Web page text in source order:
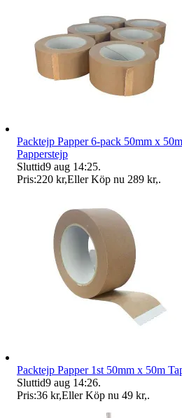
Packtejp Papper 6-pack 50mm x
Papperstejp
Sluttid9 aug 14:25.
Pris:220 kr,Eller Köp nu 289 kr,.
Packtejp Papper 1st 50mm x 50m
Sluttid9 aug 14:26.
Pris:36 kr,Eller Köp nu 49 kr,.